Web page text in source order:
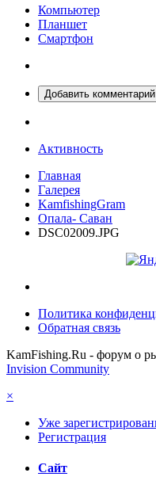
Компьютер
Планшет
Смартфон
Добавить комментарий
Активность
Главная
Галерея
KamfishingGram
Опала- Саван
DSC02009.JPG
Политика
Обратная связь
KamFishing.Ru - форум о
Invision Community
×
Уже
Регистрация
Сайт